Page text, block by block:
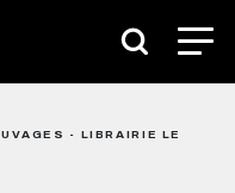
- LIBRAIRIE LE